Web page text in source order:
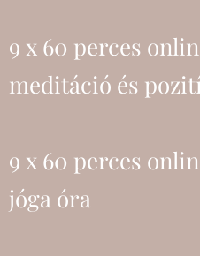
9 x 60 perces
meditáció és
9 x 60 perces
jóga óra